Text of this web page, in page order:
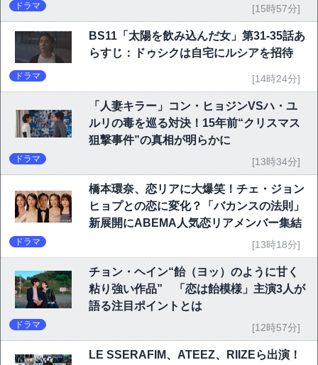
ドラマ [15時57分]
BS11「太陽を飲み込んだ女」第31-35話あ
らすじ：ドゥシクは自宅にルシアを招待
ドラマ [14時24分]
「人妻キラー」コン・ヒョジンVSハ・ユ
ルリの毒を巡る対決！15年前“クリスマス
狙撃事件”の真相が明らかに
ドラマ [13時34分]
橋本環奈、恋リアに大爆笑！チェ・ジョン
ヒョプとの恋に変化？「バカンスの法則」
新展開にABEMA人気恋リアメンバー集結
ドラマ [13時18分]
チョン・ヘイン“飴（ヨッ）のように甘く
粘り強い作品” 「恋は飴模様」主演3人が
語る注目ポイントとは
ドラマ [12時57分]
LE SSERAFIM、ATEEZ、RIIZEら出演！